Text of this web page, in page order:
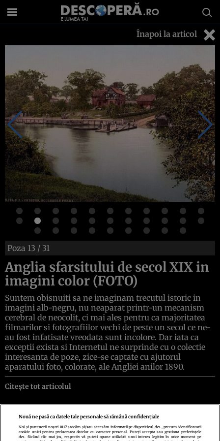
Înapoi la articol
Poza 13 / 31
Anglia sfarsitului de secol XIX in
imagini color (FOTO)
Suntem obisnuiti sa ne imaginam trecutul istoric in
imagini alb-negru, nu neaparat printr-un mecanism
cerebral de neocolit, ci mai ales pentru ca majoritatea
filmarilor si fotografiilor vechi de peste un secol ce ne-
au fost infatisate vreodata sunt incolore. Dar iata ca
exceptii exista si Internetul ne surprinde cu o colectie
interesanta de poze, zice-se captate cu ajutorul
aparatului foto, colorate, ale Angliei anilor 1890.
Citește tot articolul
Politica de confidenţialitatePolitica de cookiesTermeni şi condiţii
Nouă ne pasă ca datele tale personale să rămână confidențiale
Noi și partenerii noștri1017 stocăm și/sau accesăm informații pe dispozitivul dvs., precum identificatorii
cookie unici pentru prelucrarea datelor cu caracter personal. Puteți accepta sau gestiona preferințele
dvs. făcând clic mai jos, respectiv vă puteți opune utilizării unui interes legitim în orice moment pe